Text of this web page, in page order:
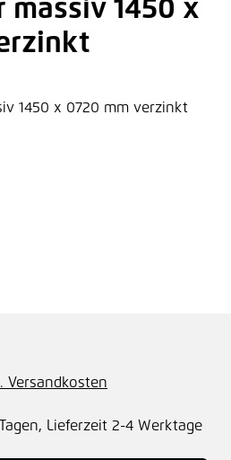
massiv 1450 x
Versandkosten
Lieferzeit 2-4 Werktage